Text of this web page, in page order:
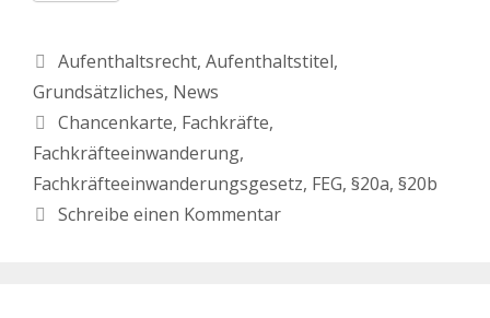
Aufenthaltsrecht, Aufenthaltstitel,
Grundsätzliches, News
Chancenkarte, Fachkräfte,
Fachkräfteeinwanderung,
Fachkräfteeinwanderungsgesetz, FEG, §20a, §20b
Schreibe einen Kommentar